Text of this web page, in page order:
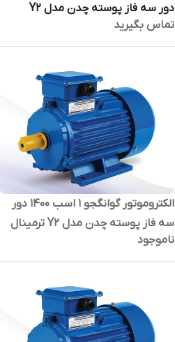
دور سه فاز پوسته چدن مدل Y2
ترمینال بالا
تماس بگیرید
الکتروموتور گوانگجو 1 اسب 1400 دور
سه فاز پوسته چدن مدل Y2 ترمینال
بالا
ناموجود